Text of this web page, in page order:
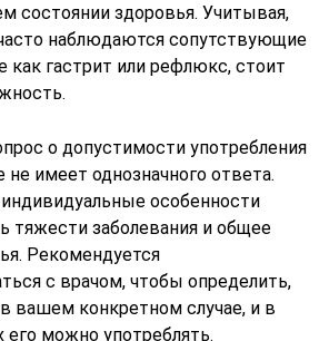
состоянии здоровья. Учитывая,
наблюдаются сопутствующие
как гастрит или рефлюкс, стоит
о допустимости употребления
не имеет однозначного ответа.
особенности
тяжести заболевания и общее
Рекомендуется
с врачом, чтобы определить,
вашем конкретном случае, и в
его можно употреблять.